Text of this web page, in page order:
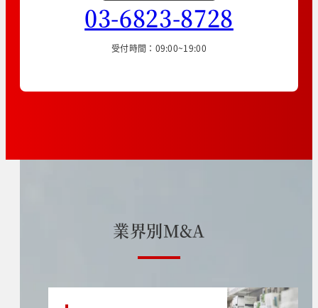
03-6823-8728
受付時間：09:00~19:00
業界別M&A